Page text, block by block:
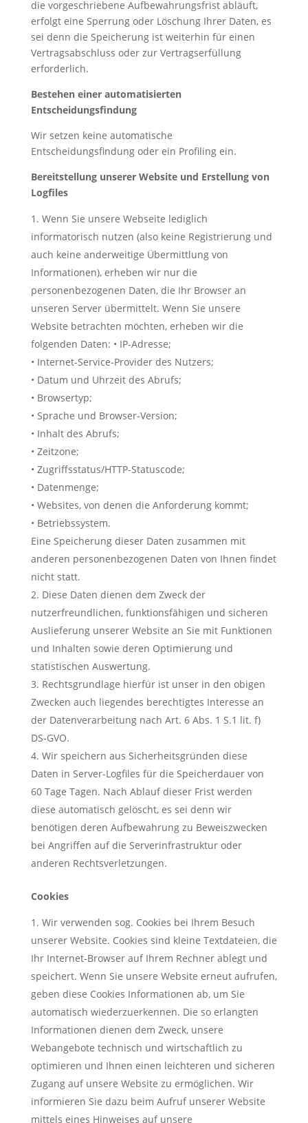
die vorgeschriebene Aufbewahrungsfrist abläuft,
erfolgt eine Sperrung oder Löschung Ihrer Daten, es
sei denn die Speicherung ist weiterhin für einen
Vertragsabschluss oder zur Vertragserfüllung
erforderlich.
Bestehen einer automatisierten
Entscheidungsfindung
Wir setzen keine automatische
Entscheidungsfindung oder ein Profiling ein.
Bereitstellung unserer Website und Erstellung von
Logfiles
Wenn Sie unsere Webseite lediglich
informatorisch nutzen (also keine Registrierung und
auch keine anderweitige Übermittlung von
Informationen), erheben wir nur die
personenbezogenen Daten, die Ihr Browser an
unseren Server übermittelt. Wenn Sie unsere
Website betrachten möchten, erheben wir die
folgenden Daten: • IP-Adresse;
• Internet-Service-Provider des Nutzers;
• Datum und Uhrzeit des Abrufs;
• Browsertyp;
• Sprache und Browser-Version;
• Inhalt des Abrufs;
• Zeitzone;
• Zugriffsstatus/HTTP-Statuscode;
• Datenmenge;
• Websites, von denen die Anforderung kommt;
• Betriebssystem.
Eine Speicherung dieser Daten zusammen mit
anderen personenbezogenen Daten von Ihnen findet
nicht statt.
Diese Daten dienen dem Zweck der
nutzerfreundlichen, funktionsfähigen und sicheren
Auslieferung unserer Website an Sie mit Funktionen
und Inhalten sowie deren Optimierung und
statistischen Auswertung.
Rechtsgrundlage hierfür ist unser in den obigen
Zwecken auch liegendes berechtigtes Interesse an
der Datenverarbeitung nach Art. 6 Abs. 1 S.1 lit. f)
DS-GVO.
Wir speichern aus Sicherheitsgründen diese
Daten in Server-Logfiles für die Speicherdauer von
60 Tage Tagen. Nach Ablauf dieser Frist werden
diese automatisch gelöscht, es sei denn wir
benötigen deren Aufbewahrung zu Beweiszwecken
bei Angriffen auf die Serverinfrastruktur oder
anderen Rechtsverletzungen.
Cookies
Wir verwenden sog. Cookies bei Ihrem Besuch
unserer Website. Cookies sind kleine Textdateien, die
Ihr Internet-Browser auf Ihrem Rechner ablegt und
speichert. Wenn Sie unsere Website erneut aufrufen,
geben diese Cookies Informationen ab, um Sie
automatisch wiederzuerkennen. Die so erlangten
Informationen dienen dem Zweck, unsere
Webangebote technisch und wirtschaftlich zu
optimieren und Ihnen einen leichteren und sicheren
Zugang auf unsere Website zu ermöglichen. Wir
informieren Sie dazu beim Aufruf unserer Website
mittels eines Hinweises auf unsere